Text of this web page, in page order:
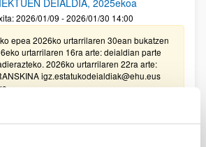
2026/01/09 - 2026/01/30 14:00
epea 2026ko urtarrilaren 30ean bukatzen
urtarrilaren 16ra arte: deialdian parte
2026ko urtarrilaren 22ra arte:
igz.estatukodeialdiak@ehu.eus
Gizartea Proiektuak 2025